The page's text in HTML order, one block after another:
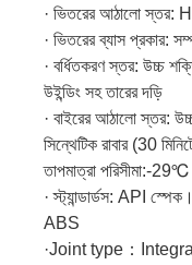
· ভিতরের আঠালো স্তর:
· ভিতরের ব্যাস প্রকার:
· বর্ধিতকরণ স্তর: উচ্চ
উইন্ডিং সহ তারের দড়ি
· বাইরের আঠালো স্তর:
সিন্থেটিক রাবার (30
তাপমাত্রা পরিসীমা:-
· স্ট্যান্ডার্ডস: API
ABS
·Joint type：